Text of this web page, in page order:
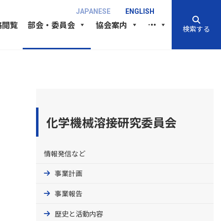
JAPANESE ENGLISH
検索する
覧 部会・委員会 協会案内
化学機械溶接研究委員会
情報発信など
事業計画
事業報告
歴史と活動内容